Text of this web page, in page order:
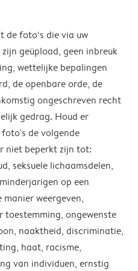
de foto‘s die via uw
geüpload, geen inbreuk
wettelijke bepalingen
de openbare orde, de
ongeschreven recht
gedrag. Houd er
de volgende
niet beperkt zijn tot:
seksuele lichaamsdelen,
op een
weergeven,
toestemming, ongewenste
naaktheid, discriminatie,
haat, racisme,
van individuen, ernstig